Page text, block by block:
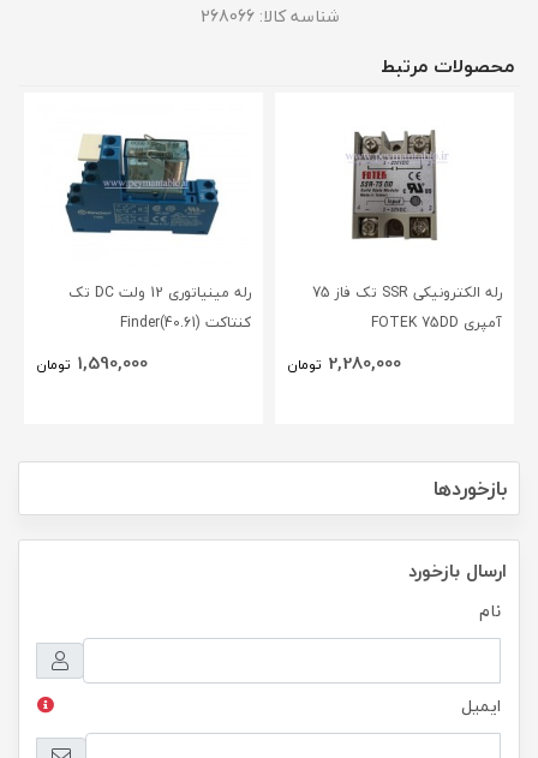
شناسه کالا:268066
محصولات مرتبط
رله الکترونیکی SSR تک فاز 75
آمپری FOTEK 75DD
2,280,000 تومان
رله مینیاتوری 12 ولت DC تک
کنتاکت (40.61)Finder
1,590,000 تومان
بازخوردها
ارسال بازخورد
نام
ایمیل